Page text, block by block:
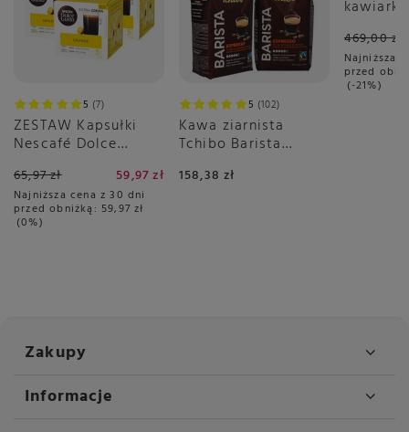
5 7
ZESTAW Kapsułki
Nescafé Dolce
sztuk
65,97 zł 59,97 zł
Najniższa cena z 30 dni
przed obniżką: 59,97 zł
0%
5 102
Kawa ziarnista
Tchibo Barista
158,38 zł
1344 -
Station
469,00 zł
Najniższa
przed
-21%
Zakupy
Informacje